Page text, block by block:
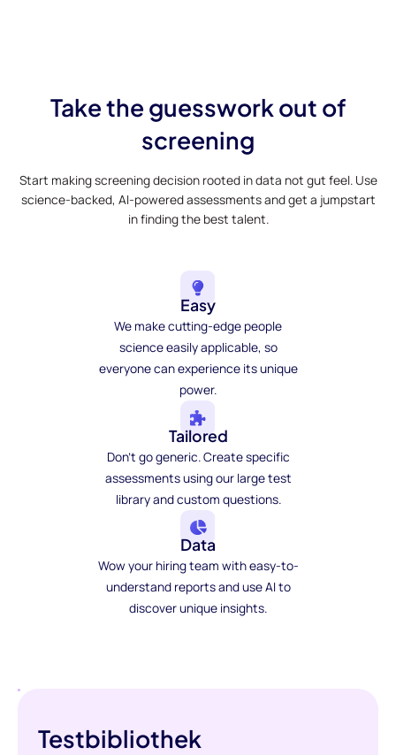
Take the guesswork out of
screening
Start making screening decision rooted in data not gut feel. Use
science-backed, AI-powered assessments and get a jumpstart
in finding the best talent.
Easy
We make cutting-edge people
science easily applicable, so
everyone can experience its unique
power.
Tailored
Don't go generic. Create specific
assessments using our large test
library and custom questions.
Data
Wow your hiring team with easy-to-
understand reports and use AI to
discover unique insights.
Testbibliothek